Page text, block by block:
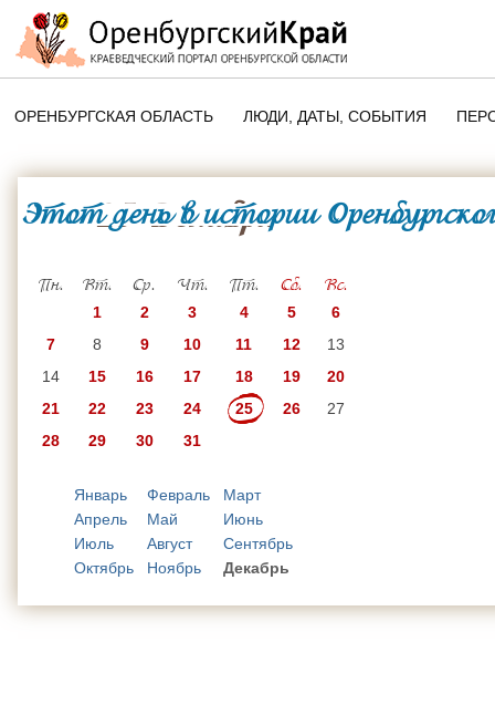
ОРЕНБУРГСКАЯ ОБЛАСТЬ ЛЮДИ, ДАТЫ, CОБЫТИЯ
ЭТОТ ДЕНЬ В ИСТОРИИ
ПАМЯТНЫЕ ДАТЫ
Этот день в истории
25 Декабря
Пн. Вт. Ср. Чт. Пт. Сб. Вс.
1 2 3 4 5
6
7
8 9 10 11 12
13
14
15 16 17 18 19
20
21
22 23 24 25 26
27
28
29 30 31
Январь Февраль
Март
Апрель
Май
Июнь
Июль
Август
Сентябрь
Октябрь
Ноябрь Декабрь